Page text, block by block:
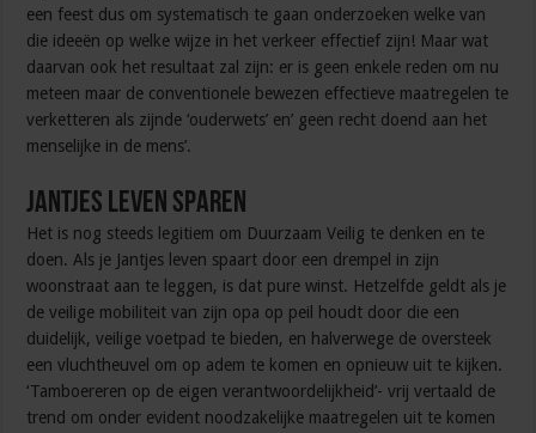
een feest dus om systematisch te gaan onderzoeken welke van
die ideeën op welke wijze in het verkeer effectief zijn! Maar wat
daarvan ook het resultaat zal zijn: er is geen enkele reden om nu
meteen maar de conventionele bewezen effectieve maatregelen te
verketteren als zijnde ‘ouderwets’ en’ geen recht doend aan het
menselijke in de mens’.
Jantjes leven sparen
Het is nog steeds legitiem om Duurzaam Veilig te denken en te
doen. Als je Jantjes leven spaart door een drempel in zijn
woonstraat aan te leggen, is dat pure winst. Hetzelfde geldt als je
de veilige mobiliteit van zijn opa op peil houdt door die een
duidelijk, veilige voetpad te bieden, en halverwege de oversteek
een vluchtheuvel om op adem te komen en opnieuw uit te kijken.
‘Tamboereren op de eigen verantwoordelijkheid’- vrij vertaald de
trend om onder evident noodzakelijke maatregelen uit te komen